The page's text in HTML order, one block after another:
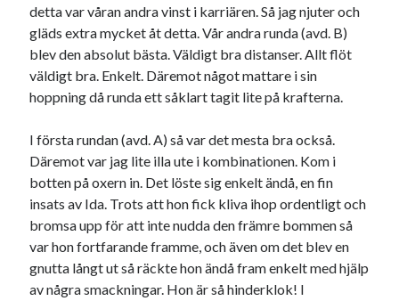
detta var våran andra vinst i karriären. Så jag njuter och
gläds extra mycket åt detta. Vår andra runda (avd. B)
blev den absolut bästa. Väldigt bra distanser. Allt flöt
väldigt bra. Enkelt. Däremot något mattare i sin
hoppning då runda ett såklart tagit lite på krafterna.
I första rundan (avd. A) så var det mesta bra också.
Däremot var jag lite illa ute i kombinationen. Kom i
botten på oxern in. Det löste sig enkelt ändå, en fin
insats av Ida. Trots att hon fick kliva ihop ordentligt och
bromsa upp för att inte nudda den främre bommen så
var hon fortfarande framme, och även om det blev en
gnutta långt ut så räckte hon ändå fram enkelt med hjälp
av några smackningar. Hon är så hinderklok! I